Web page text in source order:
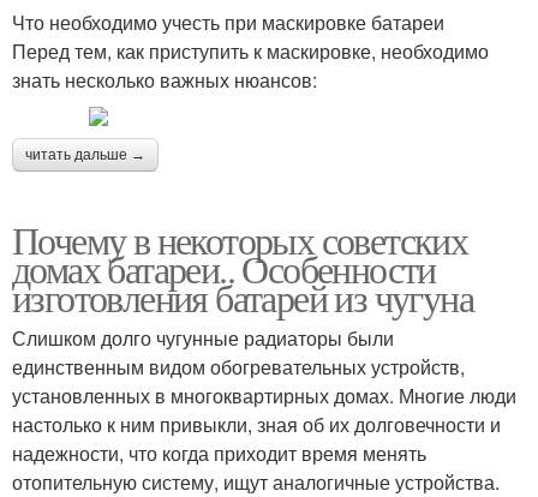
Что необходимо учесть при маскировке батареи
Перед тем, как приступить к маскировке, необходимо
знать несколько важных нюансов:
читать дальше →
Почему в некоторых советских
домах батареи.. Особенности
изготовления батарей из чугуна
Слишком долго чугунные радиаторы были
единственным видом обогревательных устройств,
установленных в многоквартирных домах. Многие люди
настолько к ним привыкли, зная об их долговечности и
надежности, что когда приходит время менять
отопительную систему, ищут аналогичные устройства.